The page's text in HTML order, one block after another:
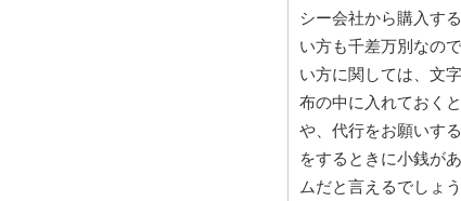
シー会社から購入す
い方も千差万別なの
い方に関しては、文
布の中に入れておく
や、代行をお願いす
をするときに小銭が
ムだと言えるでしょう